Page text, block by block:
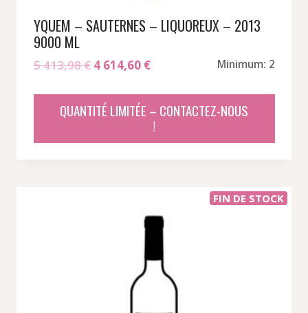
YQUEM – SAUTERNES – LIQUOREUX – 2013
9000 ML
5 413,98€ Le
initial
était :
413,98 €.
4 614,60 €Le
est :
614,60 €.
Minimum: 2
QUANTITÉ LIMITÉE – CONTACTEZ-NOUS
!
FIN DE STOCK